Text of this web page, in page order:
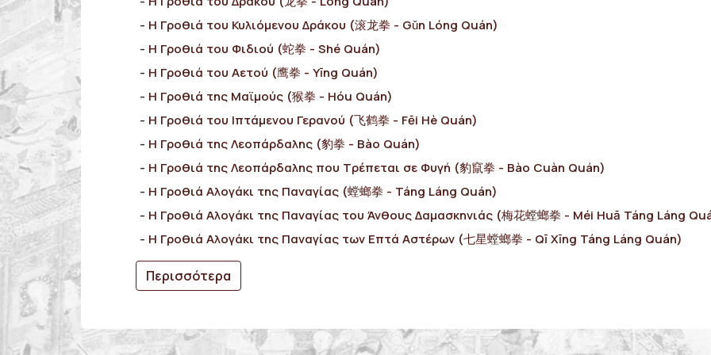
Η Γροθιά του Κυλιόμενου Δράκου (滚龙拳 - Gǔn Lóng Quán)
Η Γροθιά του Φιδιού (蛇拳 - Shé Quán)
Η Γροθιά του Αετού (鹰拳 - Yīng Quán)
Η Γροθιά της Μαϊμούς (猴拳 - Hóu Quán)
Η Γροθιά του Ιπτάμενου Γερανού (飞鹤拳 - Fēi Ηè Quán)
Η Γροθιά της Λεοπάρδαλης (豹拳 - Bào Quán)
Η Γροθιά της Λεοπάρδαλης που Τρέπεται σε Φυγή (豹竄拳 - Bào Cuàn Quán)
Η Γροθιά Αλογάκι της Παναγίας (螳螂拳 - Táng Láng Quán)
Η Γροθιά Αλογάκι της Παναγίας του Άνθους Δαμασκηνιάς (梅花螳螂拳 - Méi Huā Táng Láng
Η Γροθιά Αλογάκι της Παναγίας των Επτά Αστέρων (七星螳螂拳 - Qī Χīng Táng Láng Quán)
Περισσότερα